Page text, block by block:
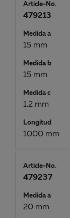
Article-No.
479213
Medida a
15 mm
Medida b
15 mm
Medida c
1.2 mm
Longitud
1000 mm
Article-No.
479237
Medida a
20 mm